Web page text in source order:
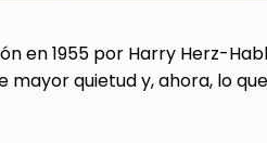
en 1955 por Harry Herz-
quietud y, ahora, lo